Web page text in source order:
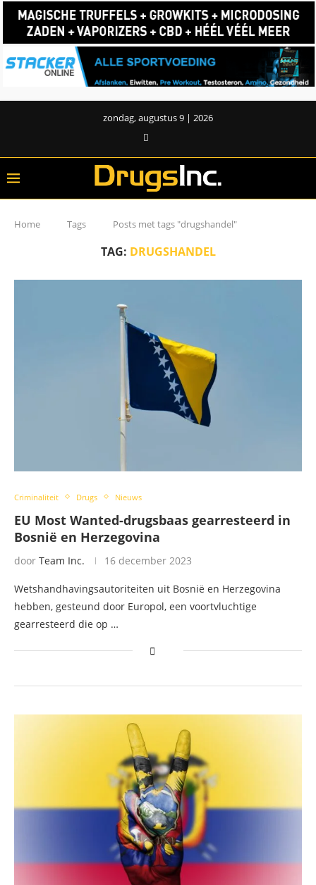
zondag, augustus 9 | 2026
Home Tags Posts met tags "drugshandel"
TAG: DRUGSHANDEL
Criminaliteit Drugs Nieuws
EU Most Wanted-drugsbaas gearresteerd in
Bosnië en Herzegovina
door Team Inc. 16 december 2023
Wetshandhavingsautoriteiten uit Bosnië en Herzegovina
hebben, gesteund door Europol, een voortvluchtige
gearresteerd die op …